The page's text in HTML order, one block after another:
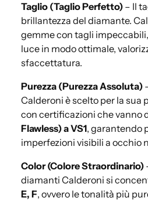
Taglio (Taglio Perfetto) – Il
brillantezza del diamante.
gemme con tagli
luce in modo ottimale,
sfaccettatura.
Purezza (Purezza Assoluta)
Calderoni è scelto per la sua
con certificazioni che vanno
Flawless) a VS1, garantendo
imperfezioni visibili a occhio
Color (Colore Straordinario)
diamanti Calderoni si
E, F, ovvero le tonalità più